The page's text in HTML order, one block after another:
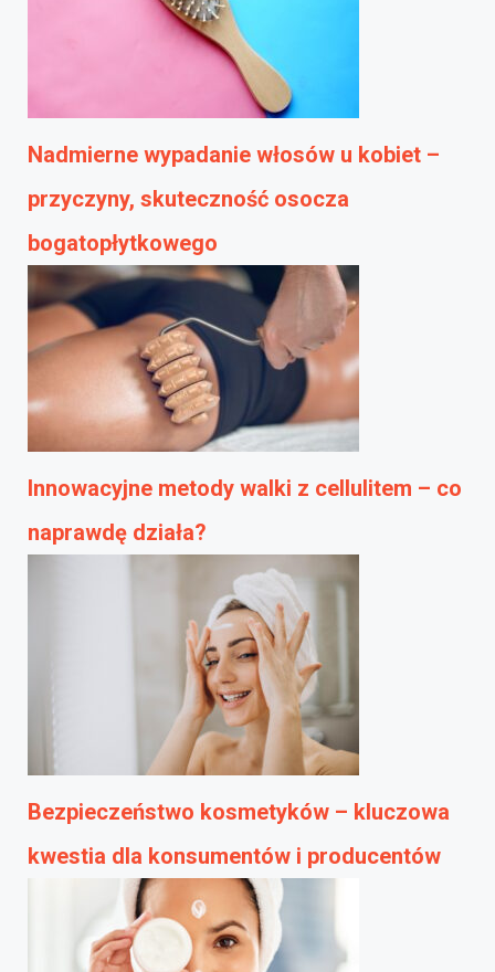
Nadmierne wypadanie włosów u kobiet –
przyczyny, skuteczność osocza
bogatopłytkowego
Innowacyjne metody walki z cellulitem – co
naprawdę działa?
Bezpieczeństwo kosmetyków – kluczowa
kwestia dla konsumentów i producentów